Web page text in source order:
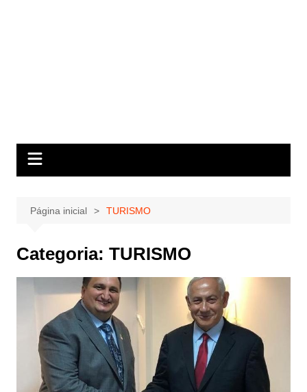
Página inicial TURISMO
Categoria: TURISMO